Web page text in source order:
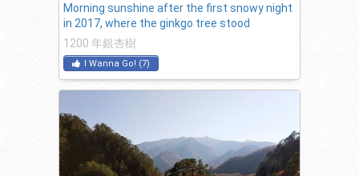
Morning sunshine after the first snowy night
in 2017, where the ginkgo tree stood
1200 年銀杏樹
I Wanna Go! (7)